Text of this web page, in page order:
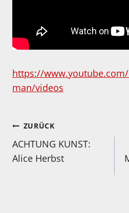
https://www.youtube.com/
man/videos
ZURÜCK
ACHTUNG KUNST:
Alice Herbst